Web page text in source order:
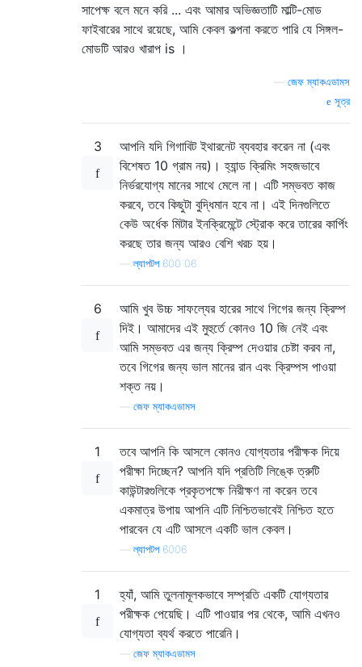
সাপেক্ষ বলে মনে করি ... এবং আমার অভিজ্ঞতাটি মাল্টি-মোড
ফাইবারের সাথে রয়েছে, আমি কেবল কল্পনা করতে পারি যে সিঙ্গল-
মোডটি আরও খারাপ is ।
জেফ ম্যাকএডামস
সূত্র
3
আপনি যদি গিগাবিট ইথারনেট ব্যবহার করেন না (এবং
বিশেষত 10 গ্রাম নয়)। হ্যান্ড ক্রিমিং সহজভাবে
নির্ভরযোগ্য মানের সাথে মেলে না। এটি সম্ভবত কাজ
করবে, তবে কিছুটা বুদ্ধিমান হবে না। এই দিনগুলিতে
কেউ অর্ধেক মিটার ইনক্রিমেন্টে স্ট্রোক করে তারের কার্পিং
করছে তার জন্য আরও বেশি খরচ হয়।
—ল্যাপটপ 600 06
6
আমি খুব উচ্চ সাফল্যের হারের সাথে গিগের জন্য ক্রিম্প
দিই। আমাদের এই মুহুর্তে কোনও 10 জি নেই এবং
আমি সম্ভবত এর জন্য ক্রিম্প দেওয়ার চেষ্টা করব না,
তবে গিগের জন্য ভাল মানের রান এবং ক্রিম্পস পাওয়া
শক্ত নয়।
জেফ ম্যাকএডামস
1
তবে আপনি কি আসলে কোনও যোগ্যতার পরীক্ষক দিয়ে
পরীক্ষা দিচ্ছেন? আপনি যদি প্রতিটি লিঙ্কে ত্রুটি
কাউন্টারগুলিকে প্রকৃতপক্ষে নিরীক্ষণ না করেন তবে
একমাত্র উপায় আপনি এটি নিশ্চিতভাবেই নিশ্চিত হতে
পারবেন যে এটি আসলে একটি ভাল কেবল।
—ল্যাপটপ 6006
1
হ্যাঁ, আমি তুলনামূলকভাবে সম্প্রতি একটি যোগ্যতার
পরীক্ষক পেয়েছি। এটি পাওয়ার পর থেকে, আমি এখনও
যোগ্যতা ব্যর্থ করতে পারেনি।
জেফ ম্যাকএডামস